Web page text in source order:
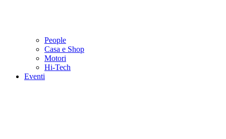
People
Casa e Shop
Motori
Hi-Tech
Eventi